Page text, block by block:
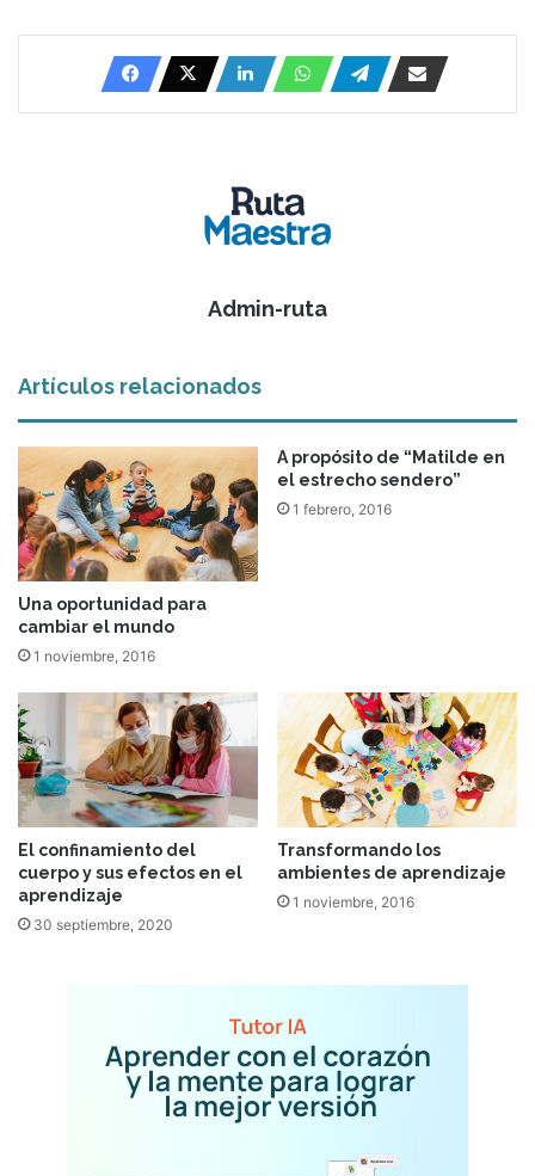
Admin-ruta
Artículos relacionados
Una oportunidad para
cambiar el mundo
1 noviembre, 2016
A propósito de “Matilde en
el estrecho sendero”
1 febrero, 2016
El confinamiento del
cuerpo y sus efectos en el
aprendizaje
30 septiembre, 2020
Transformando los
ambientes de aprendizaje
1 noviembre, 2016